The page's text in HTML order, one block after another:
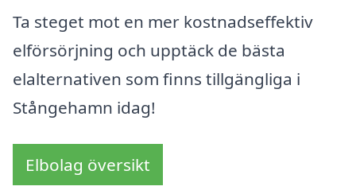
Ta steget mot en mer kostnadseffektiv
elförsörjning och upptäck de bästa
elalternativen som finns tillgängliga i
Stångehamn idag!
Elbolag översikt